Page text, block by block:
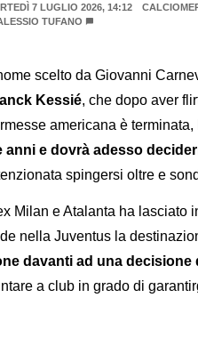
7 LUGLIO 2026, 14:12
TUFANO
nome scelto da Giovanni
Kessié, che dopo aver
americana è terminata,
anni e dovrà adesso
spingersi oltre e
Milan e Atalanta ha lasciato
nella Juventus la
davanti ad una decisione
a club in grado di